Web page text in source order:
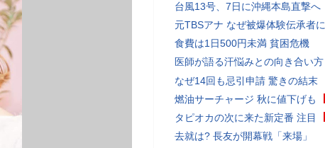
台風13号、7日に沖縄本島直撃へ
元TBSアナ なぜ被爆体験伝承者に
食費は1日500円未満 貧困危機
医師が語る汗悩みとの向き合い方
なぜ14回も忌引申請 驚きの結末
燃油サーチャージ 秋に値下げも
タピオカの次に来た新定番 注目
去就は? 長友が開幕戦「来場」